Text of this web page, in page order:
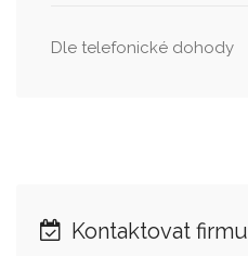
Dle telefonické dohody
Kontaktovat firmu